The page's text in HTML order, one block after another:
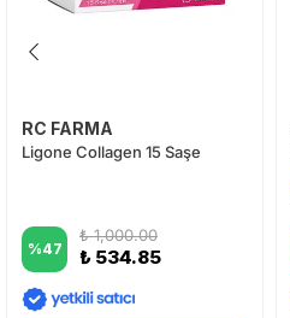
RC FARMA
Ligone Collagen 15 Saşe
%47
₺ 1,000.00
₺ 534.85